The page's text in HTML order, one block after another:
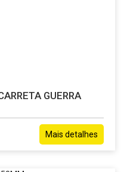
GUERRA
Mais detalhes